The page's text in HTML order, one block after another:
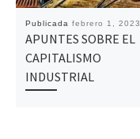
Publicada febrero 1, 2023
APUNTES SOBRE EL
CAPITALISMO
INDUSTRIAL